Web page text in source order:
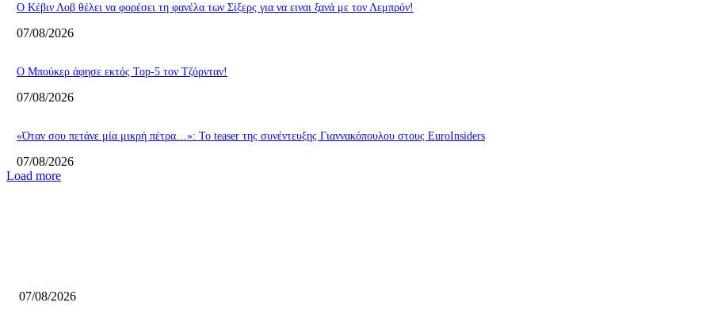
Ο Κέβιν Λοβ θέλει να φορέσει τη φανέλα των Σίξερς για να ειναι ξανά με τον Λεμπρόν!
07/08/2026
Ο Μπούκερ άφησε εκτός Top-5 τον Τζόρνταν!
07/08/2026
«Όταν σου πετάνε μία μικρή πέτρα…»: Το teaser της συνέντευξης Γιαννακόπουλου στους EuroInsiders
07/08/2026
Load more
07/08/2026